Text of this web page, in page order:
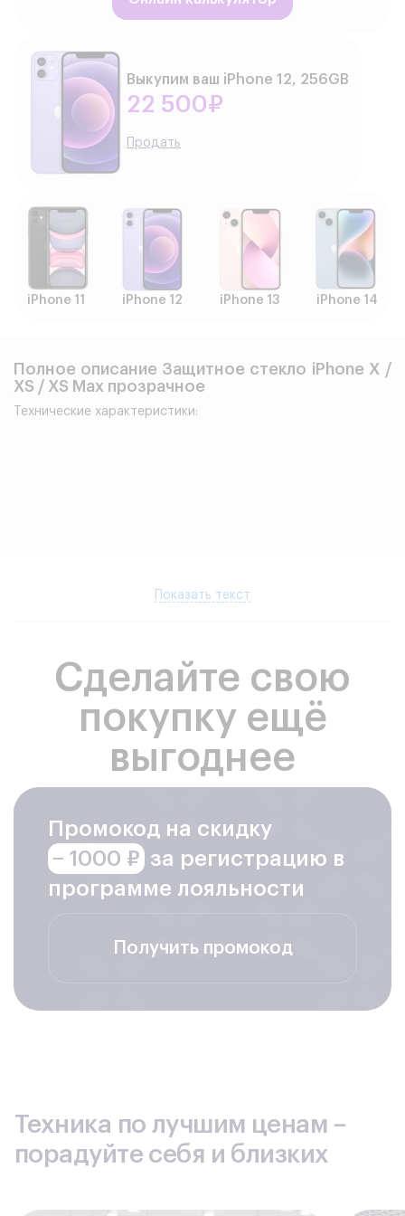
Выкупим ваш iPhone 12, 256GB
22 500₽
Продать
iPhone 11 iPhone 12 iPhone 13 iPhone 14
Полное описание Защитное стекло iPhone X /
XS / XS Max прозрачное
Технические характеристики:
Показать текст
Сделайте свою
покупку ещё
выгоднее
Промокод на скидку
− 1000 ₽ за регистрацию в
программе лояльности
Получить промокод
Техника по лучшим ценам –
порадуйте себя и близких